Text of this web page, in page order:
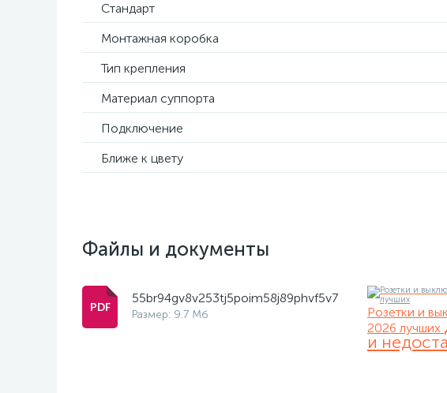
Стандарт
Монтажная коробка
Тип крепления
Материал суппорта
Подключение
Ближе к цвету
Файлы и документы
55br94gv8v253tj5poim58j89phvf5v7
Размер: 9.7 Мб
Розетки и
2026 лучших
и